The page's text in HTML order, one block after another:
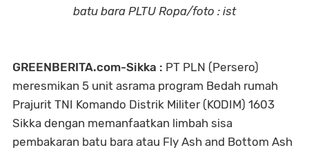
batu bara PLTU Ropa/foto : ist
GREENBERITA.com-Sikka : PT PLN (Persero)
meresmikan 5 unit asrama program Bedah rumah
Prajurit TNI Komando Distrik Militer (KODIM) 1603
Sikka dengan memanfaatkan limbah sisa
pembakaran batu bara atau Fly Ash and Bottom Ash